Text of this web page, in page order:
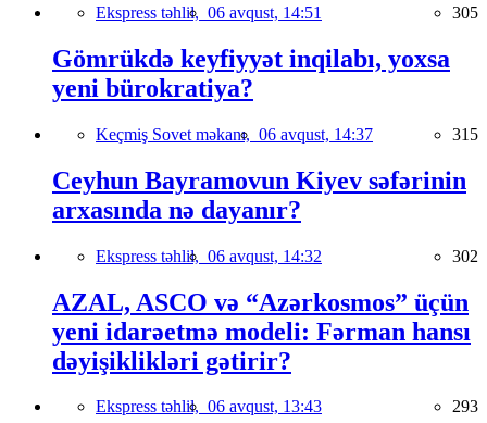
Ekspress təhlil, 06 avqust, 14:51 305
Gömrükdə keyfiyyət inqilabı, yoxsa
yeni bürokratiya?
Keçmiş Sovet məkanı, 06 avqust, 14:37 315
Ceyhun Bayramovun Kiyev səfərinin
arxasında nə dayanır?
Ekspress təhlil, 06 avqust, 14:32 302
AZAL, ASCO və “Azərkosmos” üçün
yeni idarəetmə modeli: Fərman hansı
dəyişiklikləri gətirir?
Ekspress təhlil, 06 avqust, 13:43 293